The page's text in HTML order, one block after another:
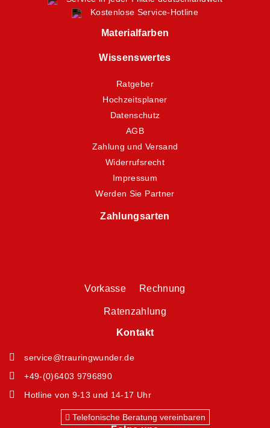
Kostenlose Service-Hotline
Materialfarben
Wissenswertes
Ratgeber
Hochzeitsplaner
Datenschutz
AGB
Zahlung und Versand
Widerrufsrecht
Impressum
Werden Sie Partner
Zahlungsarten
Vorkasse Rechnung
Ratenzahlung
Kontakt
service@trauringwunder.de
+49-(0)6403 9796890
Hotline von 9-13 und 14-17 Uhr
Telefonische Beratung vereinbaren